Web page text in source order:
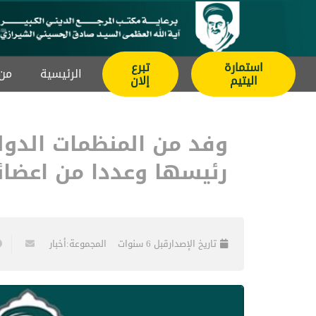
استمارة
اليتيم
تبرع
إلان الرئيسیة
وفد من المنظمات
رئيسها وعددا من
تاريخ الإصدارقبل 6 سنوات المجموعة:أخبار